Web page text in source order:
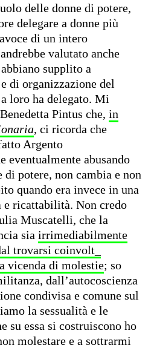
delle donne di potere,
delegare a donne più
di un intero
valutato anche
supplito a
di organizzazione del
loro ha delegato. Mi
Pintus che, in
, ci ricorda che
Argento
eventualmente abusando
potere, non cambia e non
quando era invece in una
e ricattabilità. Non credo
Muscatelli, che la
sia irrimediabilmente
trovarsi coinvolt_
vicenda di molestie; so
dall’autocoscienza
condivisa e comune sul
la sessualità e le
su essa si costruiscono ho
molestare e a sottrarmi